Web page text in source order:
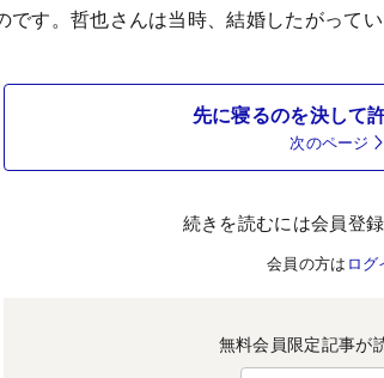
です。哲也さんは当時、結婚したがって
先に寝るのを決して
次のページ
続きを読むには会員登録
会員の方は ログ
無料会員限定記事が